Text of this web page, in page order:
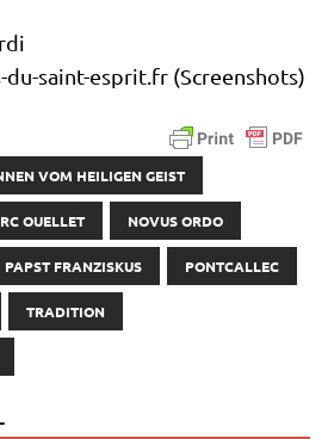
saint​-esprit​.fr (Screen­shots)
VOM HEILIGEN GEIST
OUELLET NOVUS ORDO
PAPST FRANZISKUS PONTCALLEC
TRADITION